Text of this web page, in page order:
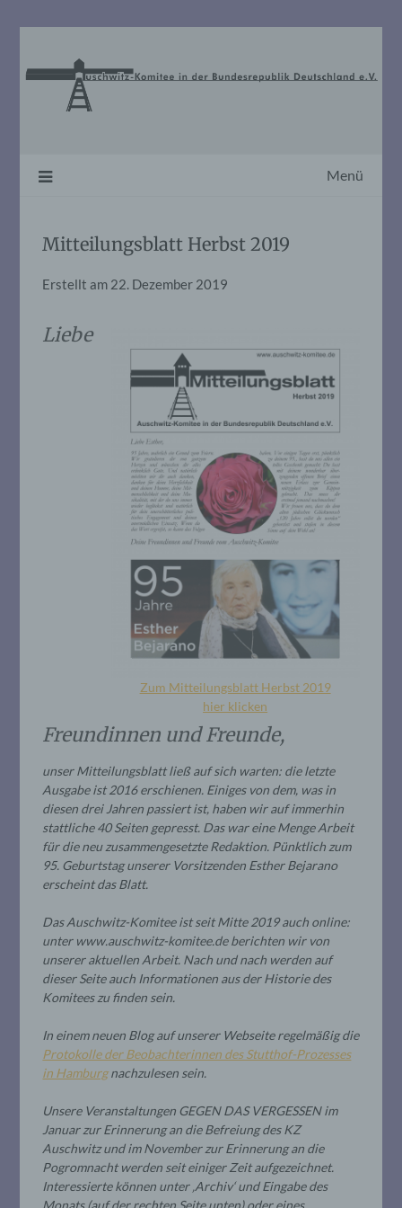
Menü
Mitteilungsblatt Herbst 2019
Erstellt am 22. Dezember 2019
Zum Mitteilungsblatt Herbst 2019
hier klicken
Liebe
Freundinnen und Freunde,
unser Mitteilungsblatt ließ auf sich warten: die letzte
Ausgabe ist 2016 erschienen. Einiges von dem, was in
diesen drei Jahren passiert ist, haben wir auf immerhin
stattliche 40 Seiten gepresst. Das war eine Menge Arbeit
für die neu zusammengesetzte Redaktion. Pünktlich zum
95. Geburtstag unserer Vorsitzenden Esther Bejarano
erscheint das Blatt.
Das Auschwitz-Komitee ist seit Mitte 2019 auch online:
unter www.auschwitz-komitee.de berichten wir von
unserer aktuellen Arbeit. Nach und nach werden auf
dieser Seite auch Informationen aus der Historie des
Komitees zu finden sein.
In einem neuen Blog auf unserer Webseite regelmäßig die
Protokolle der Beobachterinnen des Stutthof-Prozesses
in Hamburgnachzulesen sein.
Unsere Veranstaltungen GEGEN DAS VERGESSEN im
Januar zur Erinnerung an die Befreiung des KZ
Auschwitz und im November zur Erinnerung an die
Pogromnacht werden seit einiger Zeit aufgezeichnet.
Interessierte können unter ‚Archiv‘ und Eingabe des
Monats (auf der rechten Seite unten) oder eines